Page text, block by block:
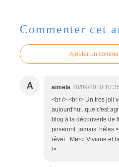
Commenter cet
Ajouter un
A aimela 20/09/2010 10:35
<br /> <br /> Un très joli
aujourd'hui. que c'est
blog à la découverte de
poseront jamais hélas
rêver . Merci Viviane et
/>